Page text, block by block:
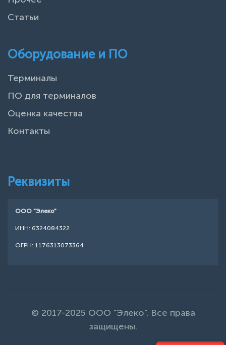
Статьи
Оборудование и ПО
Терминалы
ПО для терминалов
Оценка качества
Контакты
Реквизиты
ООО "Элеко"
ИНН: 6324084322
ОГРН: 1176313073364
© 2017-2025 ООО "Элеко". Все права
защищены.